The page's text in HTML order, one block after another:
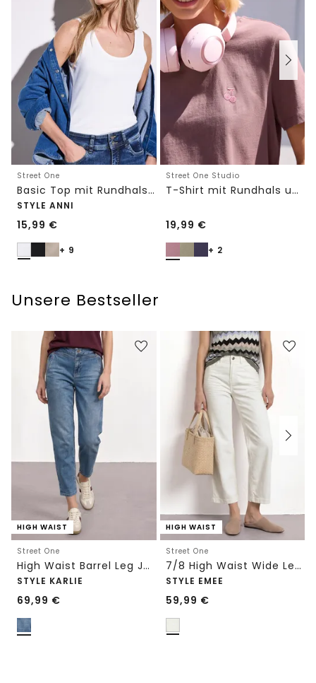
Street One
Basic Top mit Rundhals in Unifarbe
STYLE ANNI
15,99 €
+ 9
Street One Studio
T-Shirt mit Rundhals und Embroidery-Detail
19,99 €
+ 2
Unsere Bestseller
HIGH WAIST
Street One
High Waist Barrel Leg Jeans im Loose Fit
STYLE KARLIE
69,99 €
HIGH WAIST
Street One
7/8 High Waist Wide Leg Jeans im Loose Fit
STYLE EMEE
59,99 €